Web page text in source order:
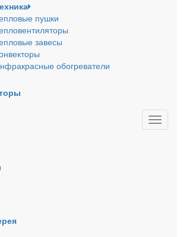
пушки
завесы
обогреватели